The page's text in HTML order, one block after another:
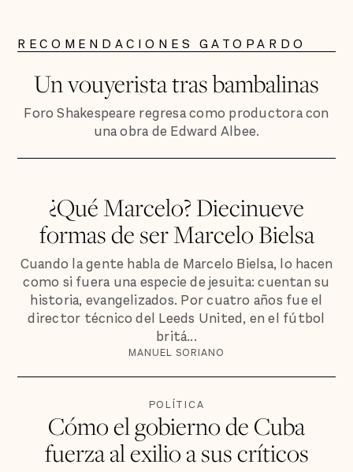
RECOMENDACIONES GATOPARDO
Un vouyerista tras bambalinas
Foro Shakespeare regresa como productora con
una obra de Edward Albee.
¿Qué Marcelo? Diecinueve
formas de ser Marcelo Bielsa
Cuando la gente habla de Marcelo Bielsa, lo hacen
como si fuera una especie de jesuita: cuentan su
historia, evangelizados. Por cuatro años fue el
director técnico del Leeds United, en el fútbol
britá...
MANUEL SORIANO
POLÍTICA
Cómo el gobierno de Cuba
fuerza al exilio a sus críticos